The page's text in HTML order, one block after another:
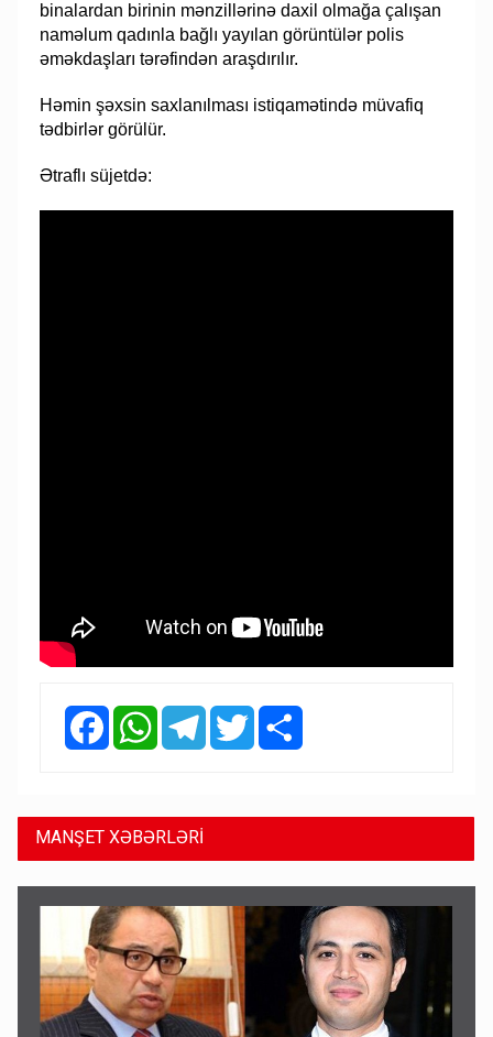
binalardan birinin mənzillərinə daxil olmağa çalışan
naməlum qadınla bağlı yayılan görüntülər polis
əməkdaşları tərəfindən araşdırılır.
Həmin şəxsin saxlanılması istiqamətində müvafiq
tədbirlər görülür.
Ətraflı süjetdə:
FacebookWhatsAppTelegramTwitter
MANŞET XƏBƏRLƏRİ